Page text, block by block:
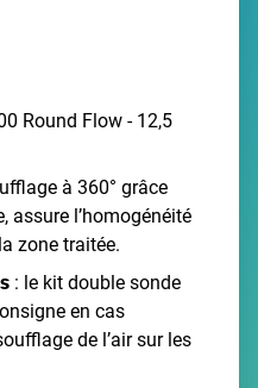
Round Flow - 12,5
à 360° grâce
assure l’homogénéité
zone traitée.
: le kit double sonde
en cas
de l’air sur les